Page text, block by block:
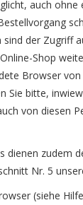
auch ohne
sind der Zugriff
Shop
Browser
Sie bitte,
von diesen
dienen zudem
Nr. 5
(siehe